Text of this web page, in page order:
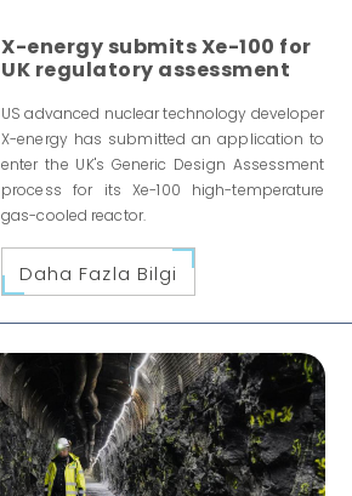
X-energy submits Xe-100 for
UK regulatory assessment
US advanced nuclear technology developer
X-energy has submitted an application to
enter the UK's Generic Design Assessment
process for its Xe-100 high-temperature
gas-cooled reactor.
Daha Fazla Bilgi